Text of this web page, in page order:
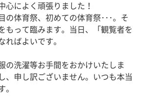
心によく頑張りました！
の体育祭、初めての体育祭･･･。そ
もって臨みます。当日、「観覧者を
ればよいです。
の洗濯等お手間をおかけいたしま
、申し訳ございません。いつも本当